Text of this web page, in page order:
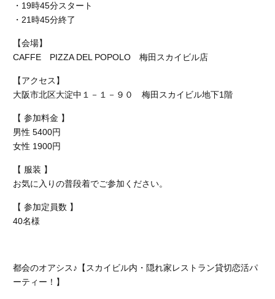
・19時45分スタート
・21時45分終了
【会場】
CAFFE PIZZA DEL POPOLO 梅田スカイビル店
【アクセス】
大阪市北区大淀中１－１－９０ 梅田スカイビル地下1階
【 参加料金 】
男性 5400円
女性 1900円
【 服装 】
お気に入りの普段着でご参加ください。
【 参加定員数 】
40名様
都会のオアシス♪【スカイビル内・隠れ家レストラン貸切恋活パ
ーティー！】